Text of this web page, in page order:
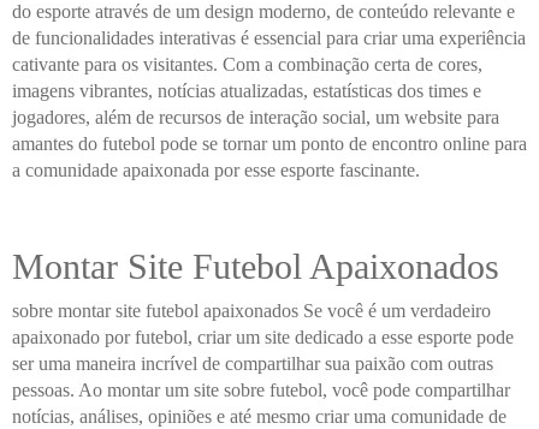
do esporte através de um design moderno, de conteúdo relevante e
de funcionalidades interativas é essencial para criar uma experiência
cativante para os visitantes. Com a combinação certa de cores,
imagens vibrantes, notícias atualizadas, estatísticas dos times e
jogadores, além de recursos de interação social, um website para
amantes do futebol pode se tornar um ponto de encontro online para
a comunidade apaixonada por esse esporte fascinante.
Montar Site Futebol Apaixonados
sobre montar site futebol apaixonados Se você é um verdadeiro
apaixonado por futebol, criar um site dedicado a esse esporte pode
ser uma maneira incrível de compartilhar sua paixão com outras
pessoas. Ao montar um site sobre futebol, você pode compartilhar
notícias, análises, opiniões e até mesmo criar uma comunidade de